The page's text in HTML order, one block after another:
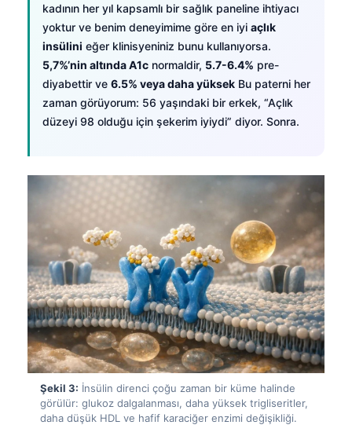
kadının her yıl kapsamlı bir sağlık paneline ihtiyacı
yoktur ve benim deneyimime göre en iyi açlık
insülini eğer klinisyeniniz bunu kullanıyorsa.
5,7%’nin altında A1c normaldir, 5.7-6.4% pre-
diyabettir ve 6.5% veya daha yüksek Bu paterni her
zaman görüyorum: 56 yaşındaki bir erkek, “Açlık
düzeyi 98 olduğu için şekerim iyiydi” diyor. Sonra.
Şekil 3: İnsülin direnci çoğu zaman bir küme halinde
görülür: glukoz dalgalanması, daha yüksek trigliseritler,
daha düşük HDL ve hafif karaciğer enzimi değişikliği.